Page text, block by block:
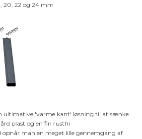
20, 22 og 24 mm
ultimative 'varme kant' løsning til at sænke
plast og en fin rustfri
opnår man en meget lille gennemgang af